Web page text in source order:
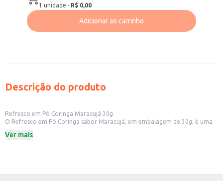
1 unidade · R$ 0,00
Adicionar ao carrinho
Descrição do produto
Refresco em Pó Coringa Maracujá 30g
O Refresco em Pó Coringa sabor Maracujá, em embalagem de 30g, é uma
de preparar. Ideal para ter em casa, no escritório ou para revenda em
Leve para o trabalho ou academia para se manter hidratado.
Ver mais